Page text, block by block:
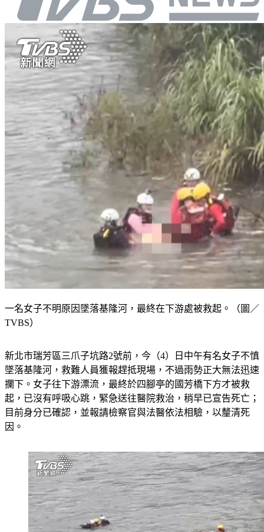
一名女子不明原因墜落基隆河，最終在下游處被救起。（圖／
TVBS）
新北市瑞芳區三爪子坑路2號前，今（4）日中午有名女子不慎
墜落基隆河，救難人員獲報趕抵現場，不過雨勢正大無法迅速
攔下。女子往下游漂流，最終於四腳亭的國芳橋下方才被救
起，已沒有呼吸心跳，緊急送往醫院救治，稍早已宣告死亡；
目前身分已確認，並報請檢察官與法醫依法相驗，以釐清死
因。